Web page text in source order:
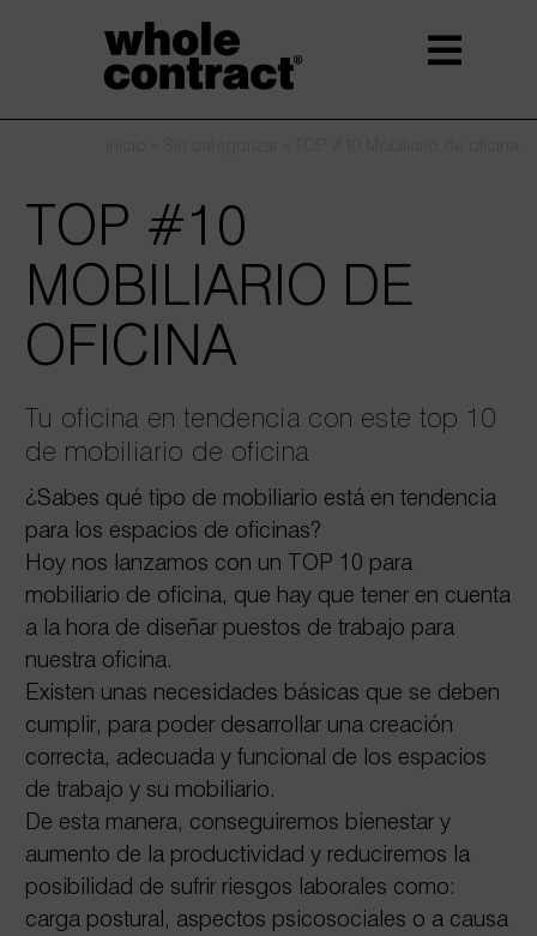
TOP #10
MOBILIARIO DE
OFICINA
Tu oficina en tendencia con este top 10
de mobiliario de oficina
¿Sabes qué tipo de mobiliario está en tendencia
para los espacios de oficinas?
Hoy nos lanzamos con un TOP 10 para
mobiliario de oficina, que hay que tener en cuenta
a la hora de diseñar puestos de trabajo para
nuestra oficina.
Existen unas necesidades básicas que se deben
cumplir, para poder desarrollar una creación
correcta, adecuada y funcional de los espacios
de trabajo y su mobiliario.
De esta manera, conseguiremos bienestar y
aumento de la productividad y reduciremos la
posibilidad de sufrir riesgos laborales como:
carga postural, aspectos psicosociales o a causa